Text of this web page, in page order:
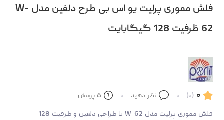
فلش مموری پرلیت یو اس بی طرح دلفین مدل W-
62 ظرفیت 128 گیگابایت
۰ (۰) نظر دهید ۵ پرسش
فلش مموری پرلیت مدل W-62 با طراحی دلفین و ظرفیت 128